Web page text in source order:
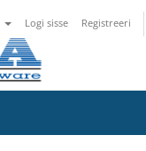
Logi sisse Registreeri